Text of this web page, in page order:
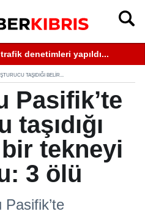
adaylarına
TAŞIDIĞI BELIR...
Pasifik’te
tekneyi
3 ölü